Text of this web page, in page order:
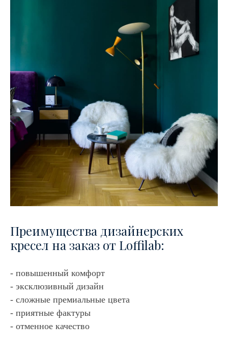
Преимущества дизайнерских
кресел на заказ от Loffilab:
- повышенный комфорт
- эксклюзивный дизайн
- сложные премиальные цвета
- приятные фактуры
- отменное качество